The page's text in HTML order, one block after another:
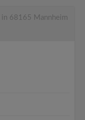
in 68165 Mannheim